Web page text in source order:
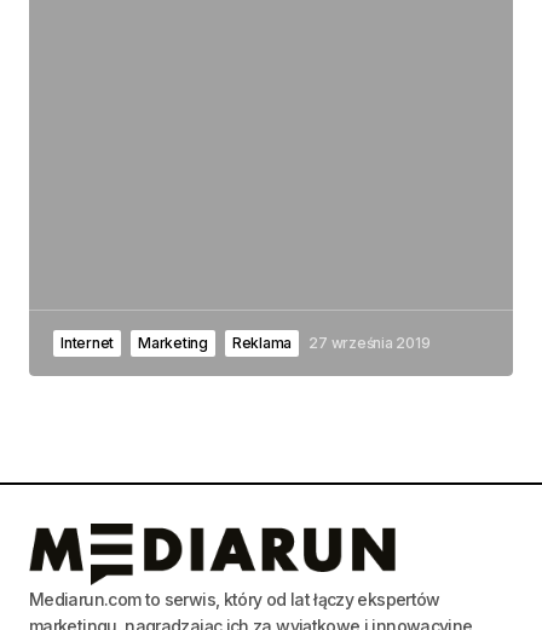
Internet Marketing Reklama 27 września 2019
Mediarun.com to serwis, który od lat łączy ekspertów
marketingu, nagradzając ich za wyjątkowe i innowacyjne